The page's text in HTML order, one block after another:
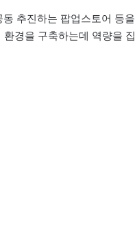
추진하는 팝업스토어 등을
경을 구축하는데 역량을 집